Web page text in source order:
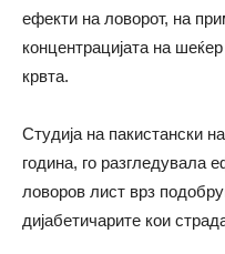
ефекти на ловорот, на
концентрацијата на
крвта.
Студија на пакистански
година, го разгледувала
ловоров лист врз
дијабетичарите кои